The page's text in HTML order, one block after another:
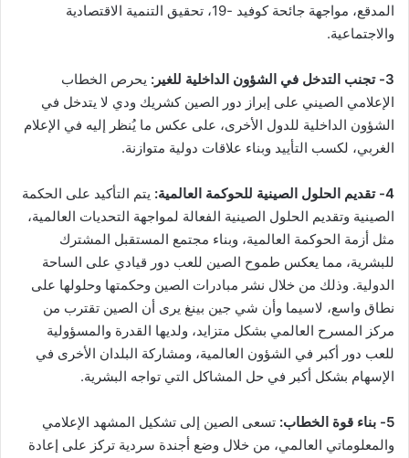
المدقع، مواجهة جائحة كوفيد -19، تحقيق التنمية الاقتصادية
والاجتماعية.
3- تجنب التدخل في الشؤون الداخلية للغير:
يحرص الخطاب
الإعلامي الصيني على إبراز دور الصين كشريك ودي لا يتدخل في
الشؤون الداخلية للدول الأخرى، على عكس ما يُنظر إليه في الإعلام
الغربي، لكسب التأييد وبناء علاقات دولية متوازنة.
4- تقديم الحلول الصينية للحوكمة العالمية:
يتم التأكيد على الحكمة
الصينية وتقديم الحلول الصينية الفعالة لمواجهة التحديات العالمية،
مثل أزمة الحوكمة العالمية، وبناء مجتمع المستقبل المشترك
للبشرية، مما يعكس طموح الصين للعب دور قيادي على الساحة
الدولية. وذلك من خلال نشر مبادرات الصين وحكمتها وحلولها على
نطاق واسع، لاسيما وأن شي جين بينغ يرى أن الصين تقترب من
مركز المسرح العالمي بشكل متزايد، ولديها القدرة والمسؤولية
للعب دور أكبر في الشؤون العالمية، ومشاركة البلدان الأخرى في
الإسهام بشكل أكبر في حل المشاكل التي تواجه البشرية.
5- بناء قوة الخطاب:
تسعى الصين إلى تشكيل المشهد الإعلامي
والمعلوماتي العالمي، من خلال وضع أجندة سردية تركز على إعادة